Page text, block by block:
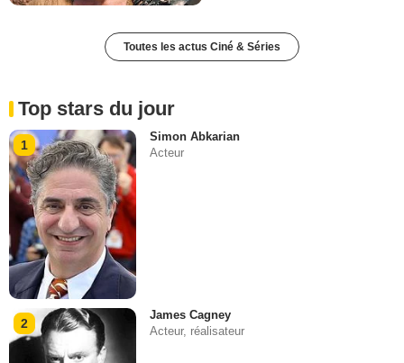
Toutes les actus Ciné & Séries
Top stars du jour
1
Simon Abkarian
Acteur
2
James Cagney
Acteur, réalisateur